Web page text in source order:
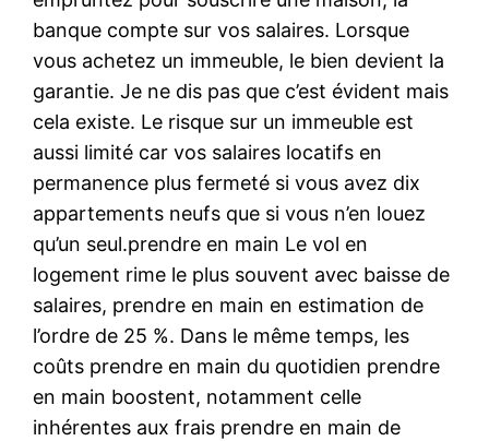
banque compte sur vos salaires. Lorsque
vous achetez un immeuble, le bien devient la
garantie. Je ne dis pas que c’est évident mais
cela existe. Le risque sur un immeuble est
aussi limité car vos salaires locatifs en
permanence plus fermeté si vous avez dix
appartements neufs que si vous n’en louez
qu’un seul.prendre en main Le vol en
logement rime le plus souvent avec baisse de
salaires, prendre en main en estimation de
l’ordre de 25 %. Dans le même temps, les
coûts prendre en main du quotidien prendre
en main boostent, notamment celle
inhérentes aux frais prendre en main de